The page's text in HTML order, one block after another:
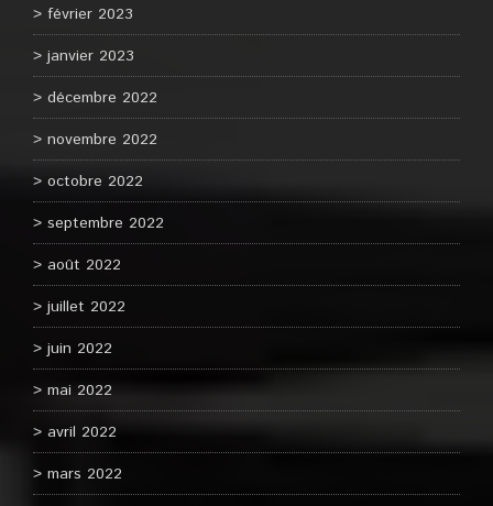
février 2023
janvier 2023
décembre 2022
novembre 2022
octobre 2022
septembre 2022
août 2022
juillet 2022
juin 2022
mai 2022
avril 2022
mars 2022